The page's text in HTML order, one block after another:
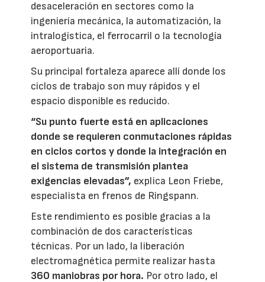
desaceleración en sectores como la
ingeniería mecánica, la automatización, la
intralogística, el ferrocarril o la tecnología
aeroportuaria.
Su principal fortaleza aparece allí donde los
ciclos de trabajo son muy rápidos y el
espacio disponible es reducido.
“Su punto fuerte está en aplicaciones
donde se requieren conmutaciones rápidas
en ciclos cortos y donde la integración en
el sistema de transmisión plantea
exigencias elevadas”, explica Leon Friebe,
especialista en frenos de Ringspann.
Este rendimiento es posible gracias a la
combinación de dos características
técnicas. Por un lado, la liberación
electromagnética permite realizar hasta
360 maniobras por hora. Por otro lado, el